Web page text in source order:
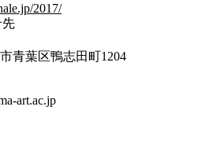
2017/
青葉区鴨志田町1204
art.ac.jp